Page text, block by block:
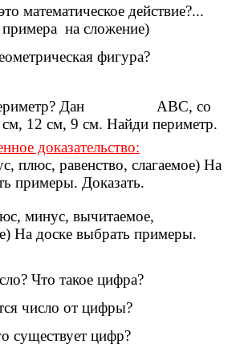
математическое действие?...
примера на сложение)
фигура?
периметр? Дан АВС, со
12 см, 9 см. Найди периметр.
доказательство:
плюс, равенство, слагаемое) На
примеры. Доказать.
минус, вычитаемое,
На доске выбрать примеры.
Что такое цифра?
число от цифры?
существует цифр?